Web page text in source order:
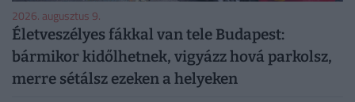
2026. augusztus 9.
Életveszélyes fákkal van tele Budapest:
bármikor kidőlhetnek, vigyázz hová parkolsz,
merre sétálsz ezeken a helyeken